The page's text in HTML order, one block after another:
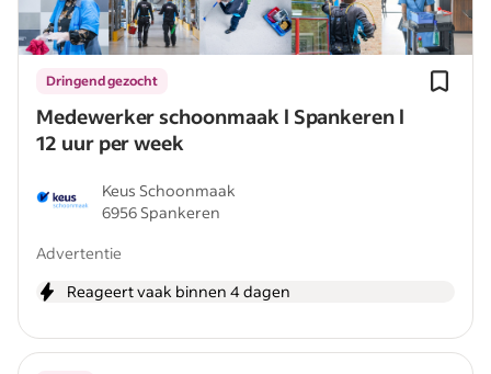
Medewerker schoonmaak l Spankeren l
12 uur per week
Dringend gezocht
Keus Schoonmaak
6956 Spankeren
Advertentie
Reageert vaak binnen 4 dagen